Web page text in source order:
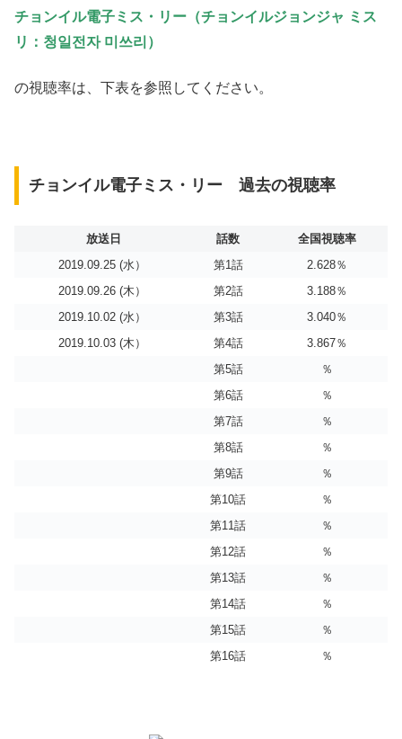
チョンイル電子ミス・リー（チョンイルジョンジャ ミス
リ：청일전자 미쓰리）
の視聴率は、下表を参照してください。
チョンイル電子ミス・リー 過去の視聴率
放送日 話数
全国視聴率
2019.09.25 (水）
第1話
2.628％
2019.09.26 (木）
第2話
3.188％
2019.10.02 (水）
第3話
3.040％
2019.10.03 (木）
第4話
3.867％
第5話
％
第6話
％
第7話
％
第8話
％
第9話
％
第10話
％
第11話
％
第12話
％
第13話
％
第14話
％
第15話
％
第16話
％